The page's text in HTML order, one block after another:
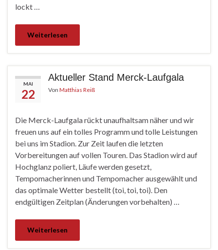
lockt …
Weiterlesen
MAI
22
Aktueller Stand Merck-Laufgala
Von Matthias Reiß
Die Merck-Laufgala rückt unaufhaltsam näher und wir
freuen uns auf ein tolles Programm und tolle Leistungen
bei uns im Stadion. Zur Zeit laufen die letzten
Vorbereitungen auf vollen Touren. Das Stadion wird auf
Hochglanz poliert, Läufe werden gesetzt,
Tempomacherinnen und Tempomacher ausgewählt und
das optimale Wetter bestellt (toi, toi, toi). Den
endgültigen Zeitplan (Änderungen vorbehalten) …
Weiterlesen